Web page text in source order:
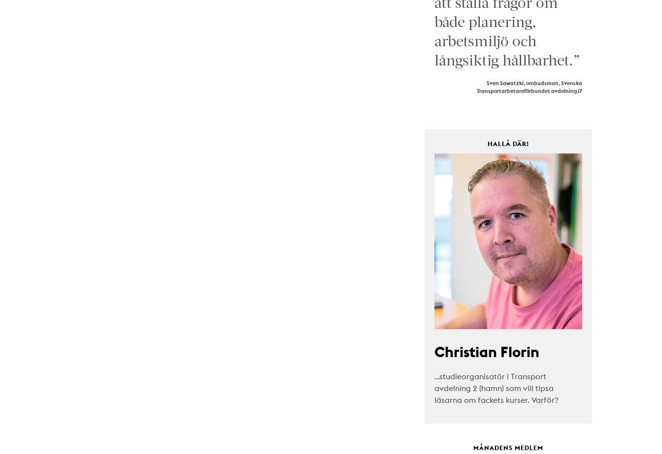
både planering,
arbetsmiljö och
långsiktig hållbarhet.”
Sven Sawatzki, ombudsman, Svenska
Transportarbetareförbundet avdelning 17
HALLÅ DÄR!
Christian Florin
…studieorganisatör i Transport
avdelning 2 (hamn) som vill tipsa
läsarna om fackets kurser. Varför?
MÅNADENS MEDLEM